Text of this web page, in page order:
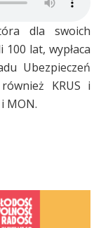
dla swoich
lat, wypłaca
Ubezpieczeń
KRUS i
MON.